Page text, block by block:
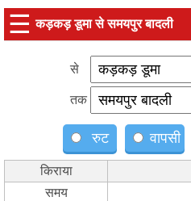
☰ कड़कड़ डूमा से समयपुर बादली
से
तक
रुट वापसी
किराया
समय